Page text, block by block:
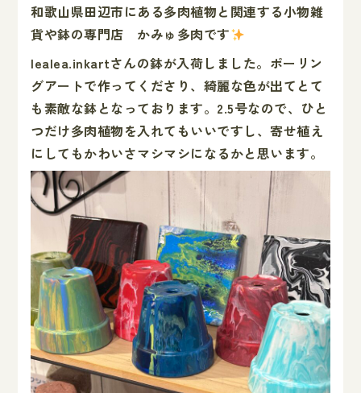
和歌山県田辺市にある多肉植物と関連する小物雑
貨や鉢の専門店 かみゅ多肉です
lealea.inkartさんの鉢が入荷しました。ポーリン
グアートで作ってくださり、綺麗な色が出てとて
も素敵な鉢となっております。2.5号なので、ひと
つだけ多肉植物を入れてもいいですし、寄せ植え
にしてもかわいさマシマシになるかと思います。